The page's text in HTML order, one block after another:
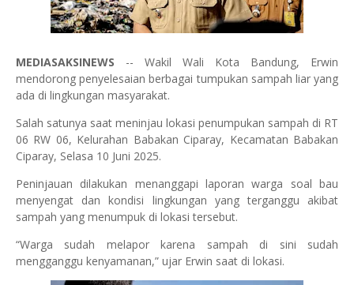
MEDIASAKSINEWS -- Wakil Wali Kota Bandung, Erwin
mendorong penyelesaian berbagai tumpukan sampah liar yang
ada di lingkungan masyarakat.
Salah satunya saat meninjau lokasi penumpukan sampah di RT
06 RW 06, Kelurahan Babakan Ciparay, Kecamatan Babakan
Ciparay, Selasa 10 Juni 2025.
Peninjauan dilakukan menanggapi laporan warga soal bau
menyengat dan kondisi lingkungan yang terganggu akibat
sampah yang menumpuk di lokasi tersebut.
“Warga sudah melapor karena sampah di sini sudah
mengganggu kenyamanan,” ujar Erwin saat di lokasi.